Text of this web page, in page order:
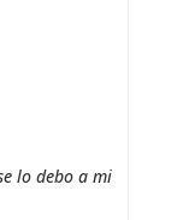
lo debo a mi